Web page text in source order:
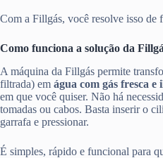
Com a Fillgás, você resolve isso de
Como funciona a solução da
A máquina da Fillgás permite
filtrada) em água com gás fresca e
em que você quiser. Não há
tomadas ou cabos. Basta inserir o
garrafa e pressionar.
É simples, rápido e funcional para